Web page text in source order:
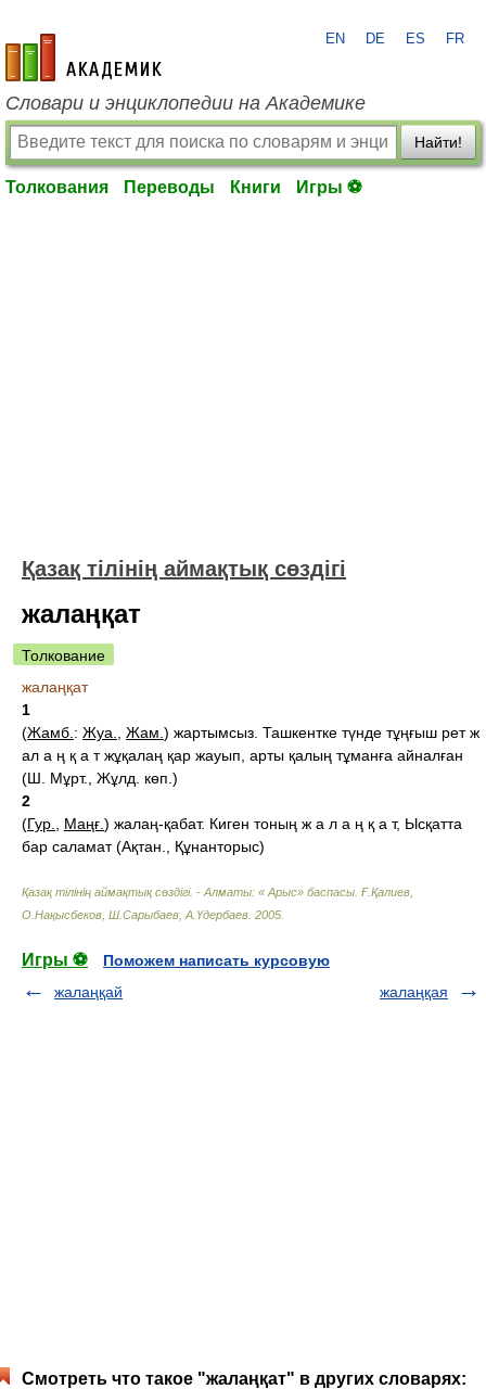
academic.ru
EN DE ES FR
Словари и энциклопедии на Академике
Найти!
Толкования Переводы Книги Игры ⚽
Қазақ тілінің аймақтық сөздігі
жалаңқат
Толкование
жалаңқат
1
(Жамб. : Жуа. Жам. ) жартымсыз. Ташкентке түнде тұңғыш рет ж
ал а ң қ а т жұқалаң қар жауып, арты қалың тұманға айналған
(Ш. Мұрт., Жұлд. көп.)
2
(Гур. Маңғ. ) жалаң-қабат. Киген тоның ж а л а ң қ а т, Ысқатта
бар саламат (Ақтан., Құнанторыс)
Қазақ тілінің аймақтық сөздігі. - Алматы: « Арыс» баспасы Ғ.Қалиев,
О.Нақысбеков, Ш.Сарыбаев, А.Үдербаев 2005
Игры ⚽
Поможем написать курсовую
жалаңқай
жалаңқая
Смотреть что такое "жалаңқат" в других словарях: